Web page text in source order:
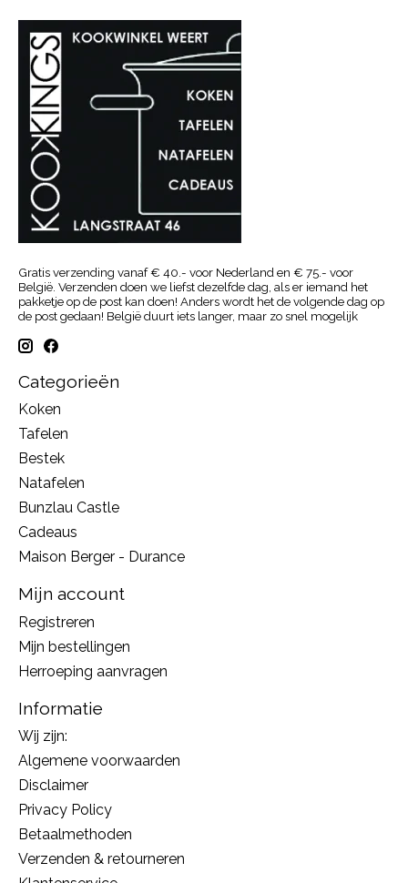
Gratis verzending vanaf € 40.- voor Nederland en € 75.- voor
België. Verzenden doen we liefst dezelfde dag, als er iemand het
pakketje op de post kan doen! Anders wordt het de volgende dag op
de post gedaan! België duurt iets langer, maar zo snel mogelijk
Categorieën
Koken
Tafelen
Bestek
Natafelen
Bunzlau Castle
Cadeaus
Maison Berger - Durance
Mijn account
Registreren
Mijn bestellingen
Herroeping aanvragen
Informatie
Wij zijn:
Algemene voorwaarden
Disclaimer
Privacy Policy
Betaalmethoden
Verzenden & retourneren